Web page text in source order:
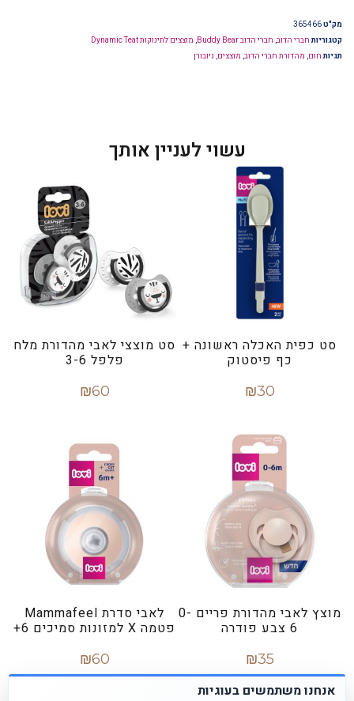
מק"ט365466
קטגוריות חברי הדוב, חברי הדוב Buddy Bear , מוצצים לתינוקות Dynamic Teat
תגיות חום, מהדורת חברי הדוב, מוצצים, ניובורן
עשוי לעניין אותך
סט כפית האכלה ראשונה +
כף פיסטוק
₪30
סט מוצצי לאבי מהדורת מלח
פלפל 3-6
₪60
מוצץ לאבי מהדורת פריים 0-
6 צבע פודרה
₪35
מידע נוסף
לאבי סדרת Mammafeel
פטמה X למזונות סמיכים 6+
₪60
אנחנו משתמשים בעוגיות